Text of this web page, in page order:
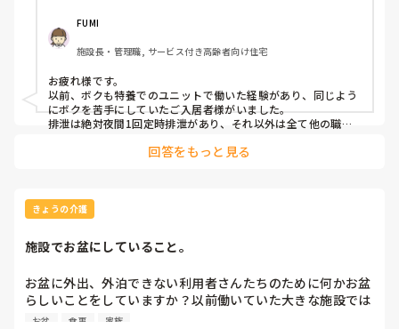
た方が良いのかなと考えたりしてます。
変わった方が良いでしょうか？
FUMI
施設長・管理職, サービス付き高齢者向け住宅
お疲れ様です。
以前、ボクも特養でのユニットで働いた経験があり、同じよう
にボクを苦手にしていたご入居者様がいました。
排泄は絶対夜間1回定時排泄があり、それ以外は全て他の職員
別に異動はなかったですが、お互いに『嫌』って言うていたの
回答をもっと見る
きょうの介護
施設でお盆にしていること。
お盆に外出、外泊できない利用者さんたちのために何かお盆
らしいことをしていますか？以前働いていた大きな施設では
実際に住職さんを呼びご焼香できるようにそれ用のスペース
お盆 食事 家族